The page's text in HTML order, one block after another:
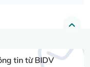
tin từ BIDV